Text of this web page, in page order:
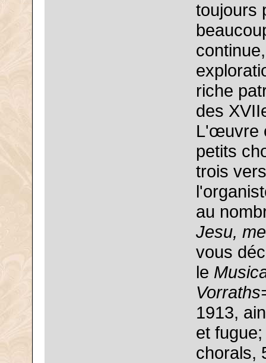
toujours
riche
des
L'œuvre
petits
trois
au
Jesu,
vous
le
1913,
et
chorals,